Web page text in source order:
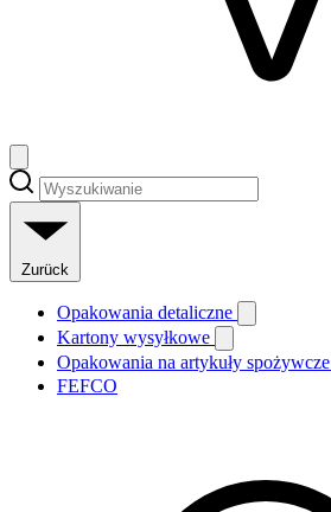
Zurück
Opakowania detaliczne
Kartony wysyłkowe
Opakowania na artykuły spożywcze
FEFCO